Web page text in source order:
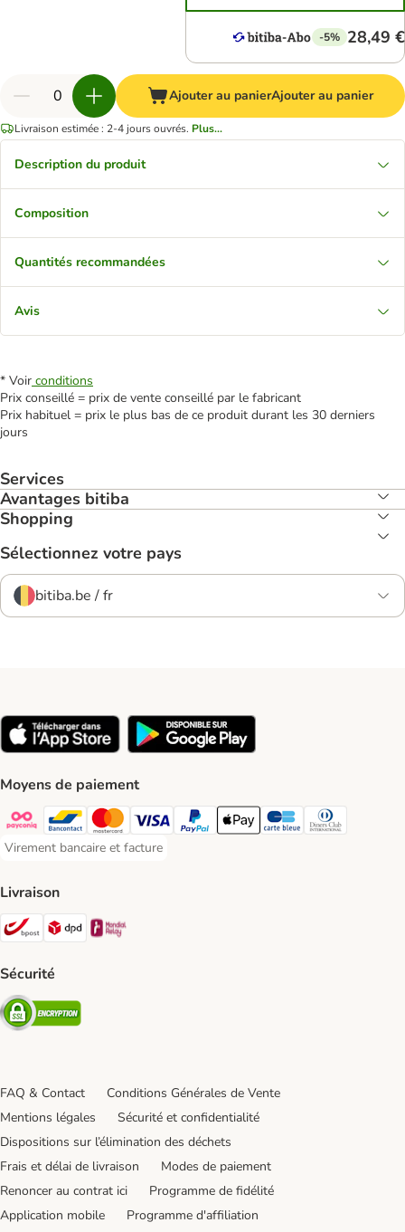
-5% 28,49 €
Ajouter au panierAjouter au panier
Livraison estimée : 2-4 jours ouvrés. Plus...
Description du produit
Composition
Quantités recommandées
Avis
* Voir conditions
Prix conseillé = prix de vente conseillé par le fabricant
Prix habituel = prix le plus bas de ce produit durant les 30 derniers
jours
Services
Avantages bitiba
Shopping
Sélectionnez votre pays
bitiba.be / fr
Moyens de paiement
Payconiq Payment Method
Bancontact Payment Method
Mastercard Payment Method
Visa Payment Method
Paypal Payment Method
Apple Pay Payment Method
Carte bleue Payment
Diners club
Virement bancaire et facture
Virement bancaire et facture Payment Method
Livraison
Bpost Shipping Method
DPD Shipping Method
Sécurité
Security
FAQ & Contact
Conditions Générales de Vente
Mentions légales
Sécurité et confidentialité
Dispositions sur l’élimination des déchets
Frais et délai de livraison
Modes de paiement
Renoncer au contrat ici
Programme de fidélité
Application mobile
Programme d'affiliation